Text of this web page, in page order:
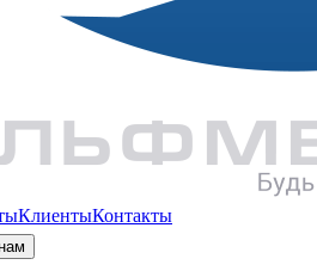
КлиентыКонтакты